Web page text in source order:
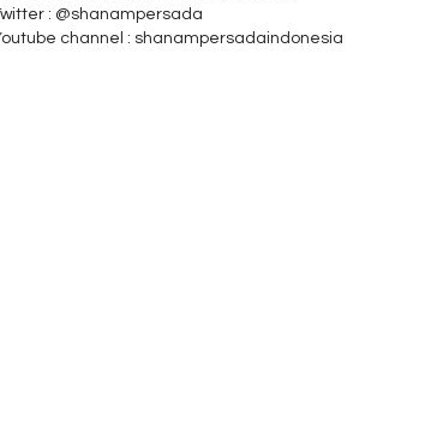
: @shanampersada
channel : shanampersadaindonesia